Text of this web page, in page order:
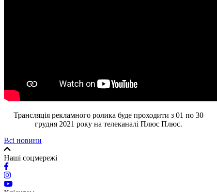
Трансляція рекламного ролика буде проходити з 01 по 30
грудня 2021 року на телеканалі Плюс Плюс.
Всі новини
Наші соцмережі